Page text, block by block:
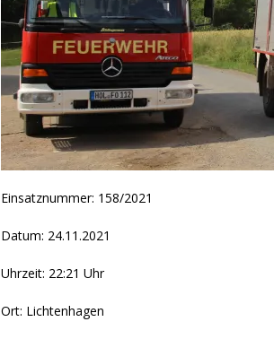
Einsatznummer: 158/2021
Datum: 24.11.2021
Uhrzeit: 22:21 Uhr
Ort: Lichtenhagen